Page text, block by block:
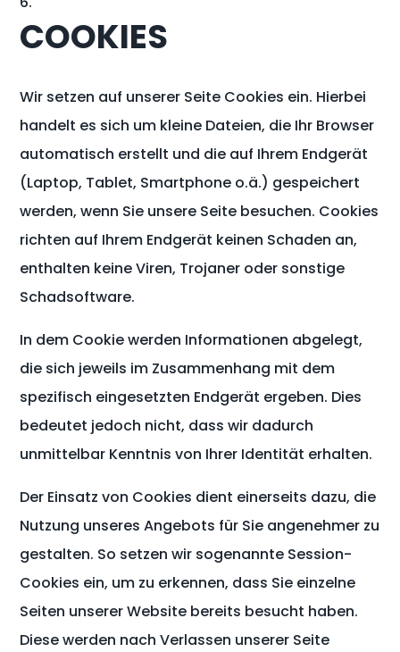
COOKIES
Wir setzen auf unserer Seite Cookies ein. Hierbei
handelt es sich um kleine Dateien, die Ihr Browser
automatisch erstellt und die auf Ihrem Endgerät
(Laptop, Tablet, Smartphone o.ä.) gespeichert
werden, wenn Sie unsere Seite besuchen. Cookies
richten auf Ihrem Endgerät keinen Schaden an,
enthalten keine Viren, Trojaner oder sonstige
Schadsoftware.
In dem Cookie werden Informationen abgelegt,
die sich jeweils im Zusammenhang mit dem
spezifisch eingesetzten Endgerät ergeben. Dies
bedeutet jedoch nicht, dass wir dadurch
unmittelbar Kenntnis von Ihrer Identität erhalten.
Der Einsatz von Cookies dient einerseits dazu, die
Nutzung unseres Angebots für Sie angenehmer zu
gestalten. So setzen wir sogenannte Session-
Cookies ein, um zu erkennen, dass Sie einzelne
Seiten unserer Website bereits besucht haben.
Diese werden nach Verlassen unserer Seite